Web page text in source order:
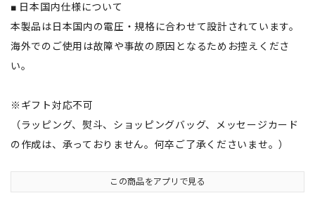
■ 日本国内仕様について
本製品は日本国内の電圧・規格に合わせて設計されています。
海外でのご使用は故障や事故の原因となるためお控えくださ
い。
※ギフト対応不可
（ラッピング、熨斗、ショッピングバッグ、メッセージカード
の作成は、承っておりません。何卒ご了承くださいませ。）
この商品をアプリで見る